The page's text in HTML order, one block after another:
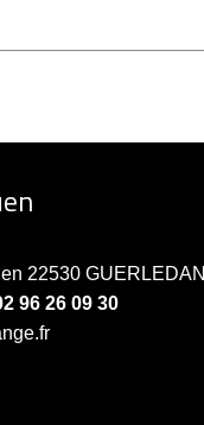
22530 GUERLEDAN
96 26 09 30